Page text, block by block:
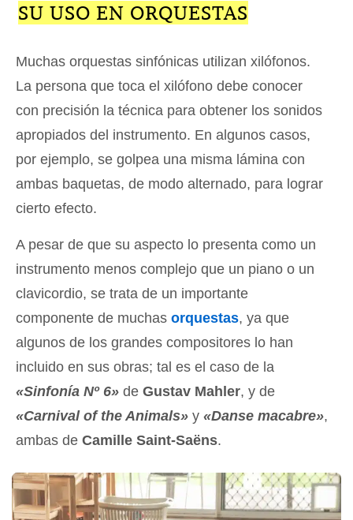
SU USO EN ORQUESTAS
Muchas orquestas sinfónicas utilizan xilófonos.
La persona que toca el xilófono debe conocer
con precisión la técnica para obtener los sonidos
apropiados del instrumento. En algunos casos,
por ejemplo, se golpea una misma lámina con
ambas baquetas, de modo alternado, para lograr
cierto efecto.
A pesar de que su aspecto lo presenta como un
instrumento menos complejo que un piano o un
clavicordio, se trata de un importante
componente de muchas orquestas, ya que
algunos de los grandes compositores lo han
incluido en sus obras; tal es el caso de la
«Sinfonía Nº 6» de Gustav Mahler, y de
«Carnival of the Animals» y «Danse macabre»,
ambas de Camille Saint-Saëns.